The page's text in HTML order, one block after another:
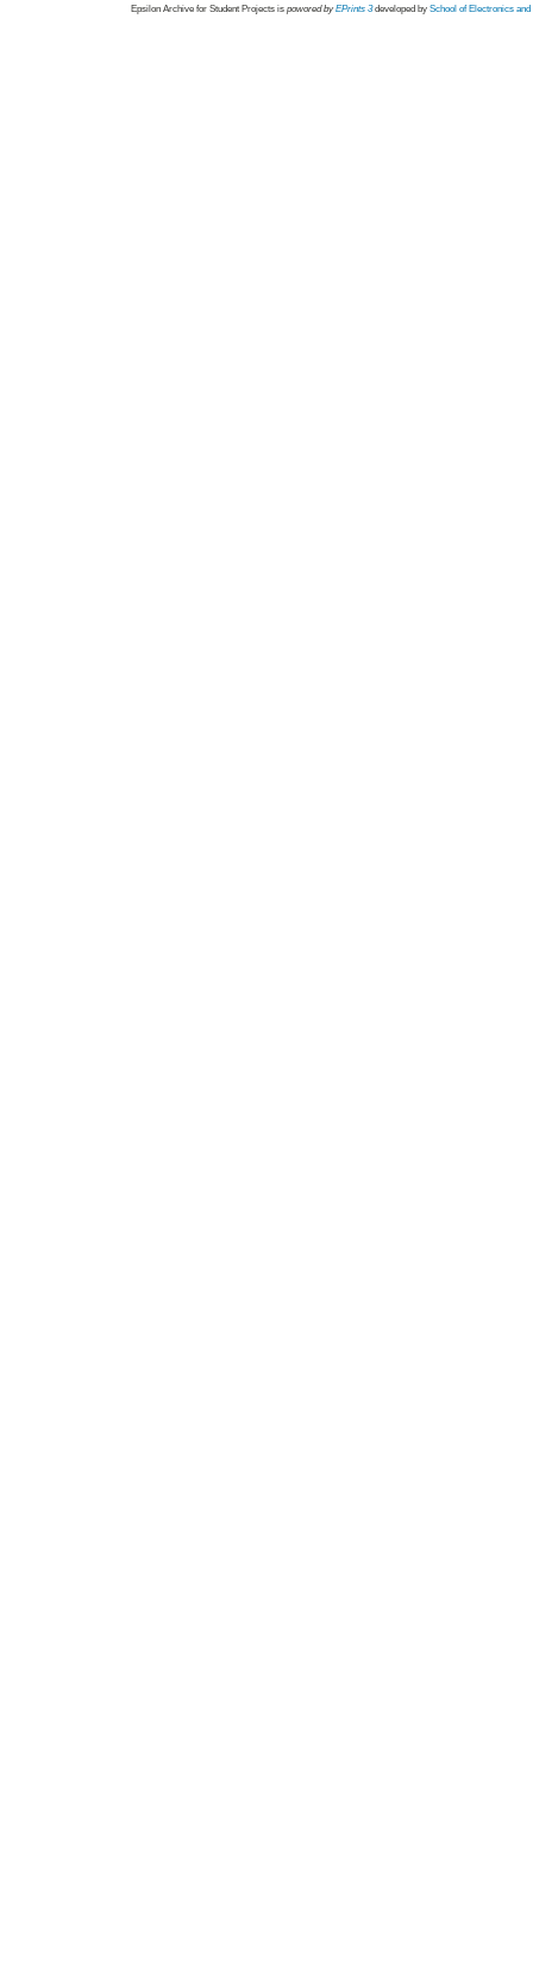
Epsilon Archive for Student Projects is powored byEPrints 3 developed by School of Electronics